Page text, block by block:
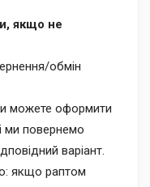
якщо не
обмін
можете оформити
ми повернемо
варіант.
якщо раптом